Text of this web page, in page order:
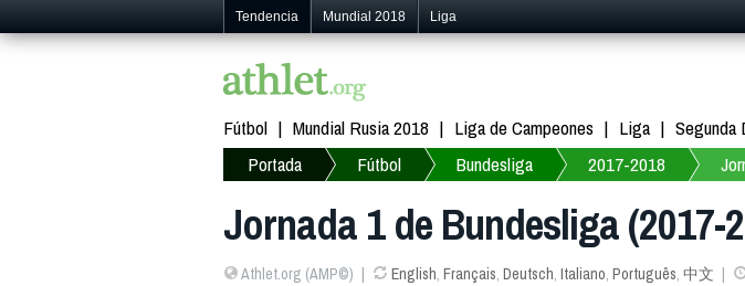
Tendencia Mundial 2018 Liga
Fútbol Mundial Rusia 2018 Liga de Campeones Liga Segunda
Portada
Fútbol Bundesliga 2017-2018
Jornada 1 de Bundesliga (2017-
Athlet.org (AMP©) English, Français, Deutsch, Italiano, Português, 中文